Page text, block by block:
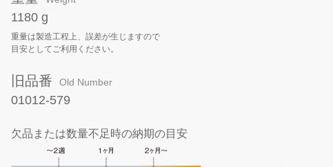
1180 g
重量は製造工程上、誤差が生じますので
目安としてご利用ください。
旧品番 Old Number
01012-579
欠品または数量不足時の納期の目安